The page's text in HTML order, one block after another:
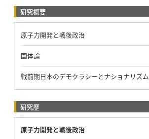
研究概要
原子力開発と戦後政治
国体論
戦前期日本のデモクラシーとナショナリズム
研究歴
原子力開発と戦後政治